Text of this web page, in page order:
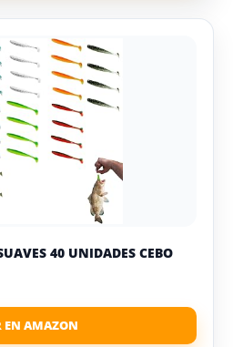
40 UNIDADES CEBO